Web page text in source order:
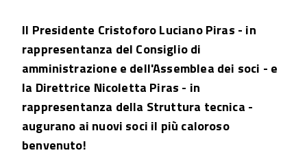
Il Presidente Cristoforo Luciano Piras - in
rappresentanza del Consiglio di
amministrazione e dell'Assemblea dei soci - e
la Direttrice Nicoletta Piras - in
rappresentanza della Struttura tecnica -
augurano ai nuovi soci il più caloroso
benvenuto!